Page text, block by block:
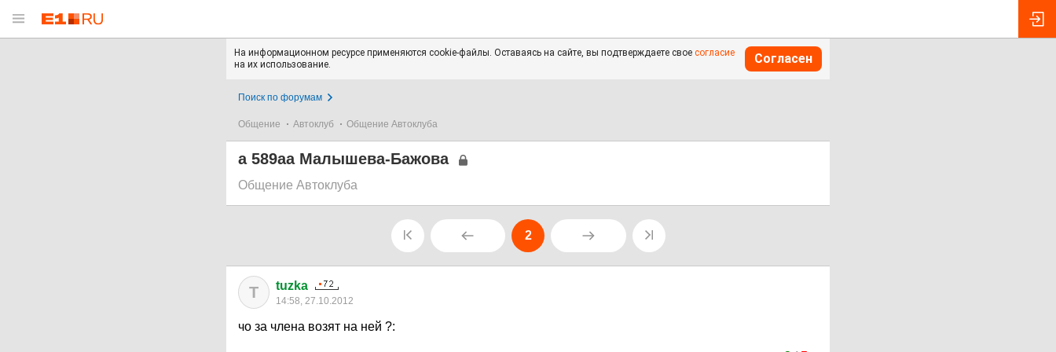
На информационном ресурсе применяются cookie-файлы. Оставаясь на сайте, вы подтверждаете свое согласие
на их использование.
Согласен
Поиск по форумам
Общение Автоклуб Общение Автоклуба
а 589аа Малышева-Бажова
Общение Автоклуба
2
T tuzka
14:58, 27.10.2012
чо за члена возят на ней ?: